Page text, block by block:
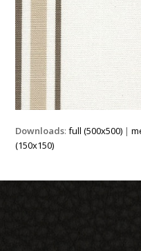
Downloads:full (500x500) |
(150x150)